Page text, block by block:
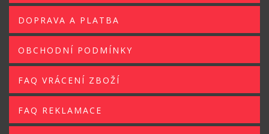
DOPRAVA A PLATBA
OBCHODNÍ PODMÍNKY
FAQ VRÁCENÍ ZBOŽÍ
FAQ REKLAMACE